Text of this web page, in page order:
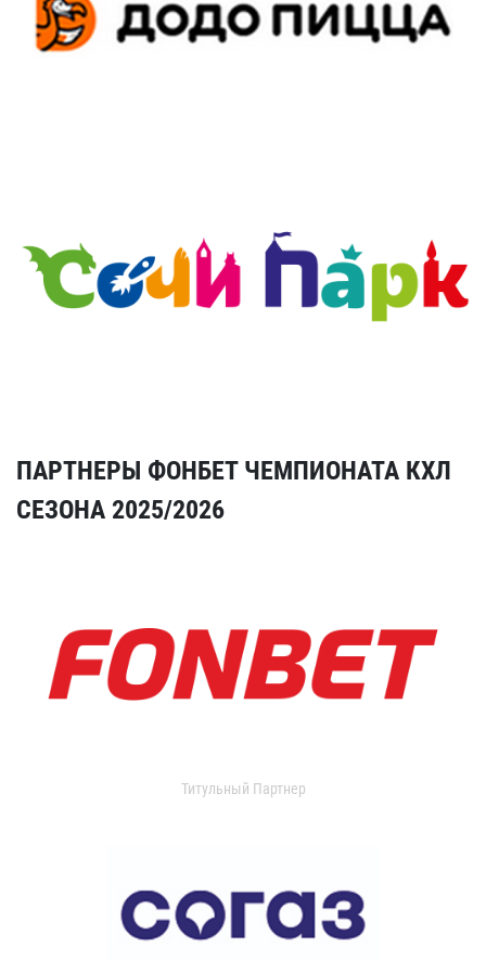
ПАРТНЕРЫ ФОНБЕТ ЧЕМПИОНАТА КХЛ
СЕЗОНА 2025/2026
Титульный Партнер